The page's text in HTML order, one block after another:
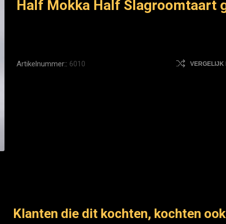
Half Mokka Half Slagroomtaart
VERGELIJK
Artikelnummer:: 6010
Klanten die dit kochten, kochten